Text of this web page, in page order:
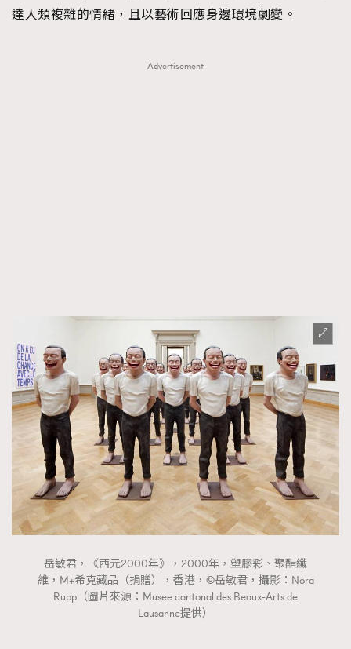
達人類複雜的情緒，且以藝術回應身邊環境劇變。
Advertisement
岳敏君，《西元2000年》，2000年，塑膠彩、聚酯纖
維，M+希克藏品（捐贈），香港，©岳敏君，攝影：Nora
Rupp（圖片來源：Musee cantonal des Beaux-Arts de
Lausanne提供）